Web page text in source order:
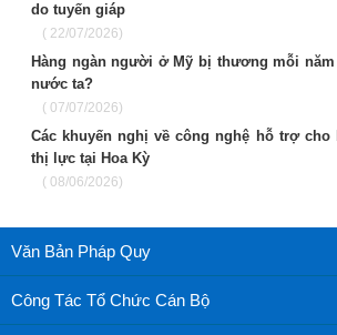
do tuyến giáp
( 22/07/2026)
Hàng ngàn người ở Mỹ bị thương mỗi
nước ta?
( 07/07/2026)
Các khuyến nghị về công nghệ hỗ trợ cho
thị lực tại Hoa Kỳ
( 08/06/2026)
Văn Bản Pháp Quy
Công Tác Tổ Chức Cán Bộ